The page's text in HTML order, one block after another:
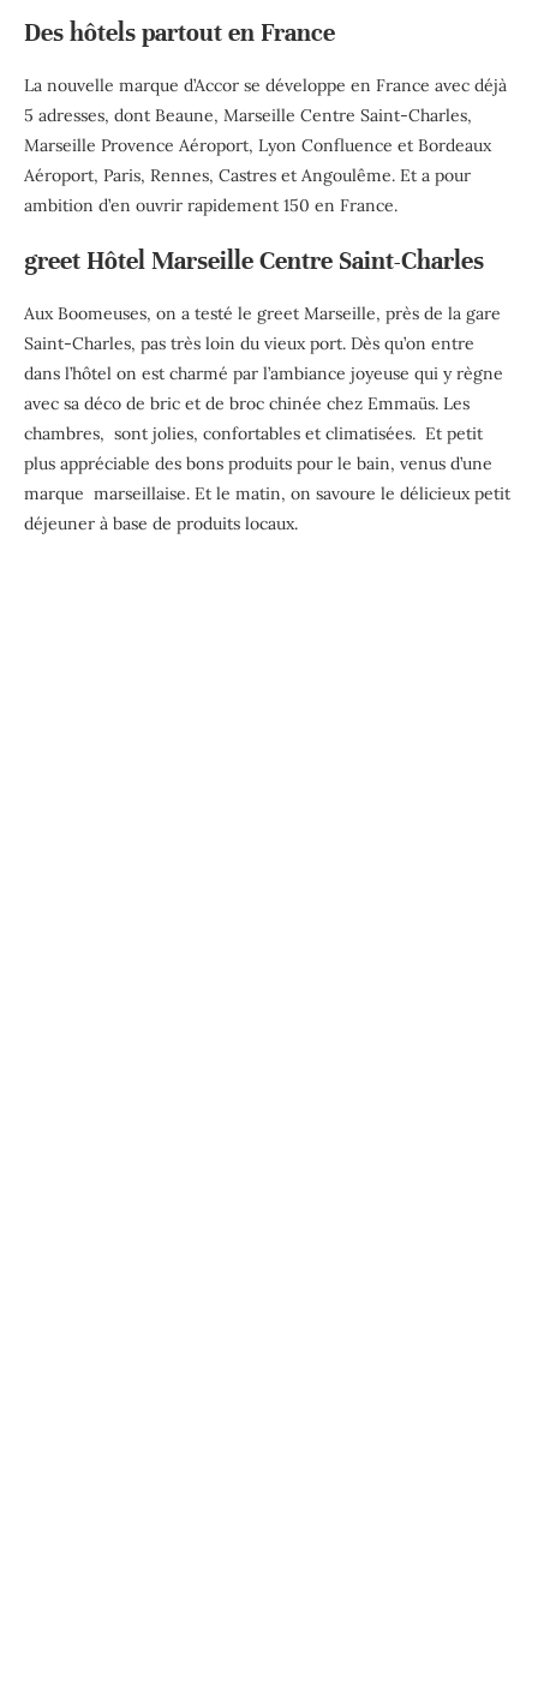
Des hôtels partout en France
La nouvelle marque d’Accor se développe en France avec déjà
5 adresses, dont Beaune, Marseille Centre Saint-Charles,
Marseille Provence Aéroport, Lyon Confluence et Bordeaux
Aéroport, Paris, Rennes, Castres et Angoulême. Et a pour
ambition d’en ouvrir rapidement 150 en France.
greet Hôtel Marseille Centre Saint-Charles
Aux Boomeuses, on a testé le greet Marseille, près de la gare
Saint-Charles, pas très loin du vieux port. Dès qu’on entre
dans l’hôtel on est charmé par l’ambiance joyeuse qui y règne
avec sa déco de bric et de broc chinée chez Emmaüs. Les
chambres, sont jolies, confortables et climatisées. Et petit
plus appréciable des bons produits pour le bain, venus d’une
marque marseillaise. Et le matin, on savoure le délicieux petit
déjeuner à base de produits locaux.